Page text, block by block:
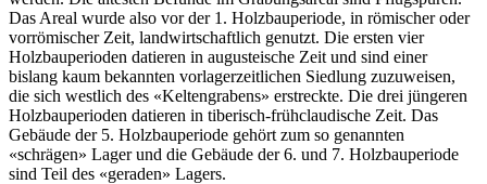
Das Areal wurde also vor der 1. Holzbauperiode, in römischer oder
vorrömischer Zeit, landwirtschaftlich genutzt. Die ersten vier
Holzbauperioden datieren in augusteische Zeit und sind einer
bislang kaum bekannten vorlagerzeitlichen Siedlung zuzuweisen,
die sich westlich des «Keltengrabens» erstreckte. Die drei jüngeren
Holzbauperioden datieren in tiberisch-frühclaudische Zeit. Das
Gebäude der 5. Holzbauperiode gehört zum so genannten
«schrägen» Lager und die Gebäude der 6. und 7. Holzbauperiode
sind Teil des «geraden» Lagers.